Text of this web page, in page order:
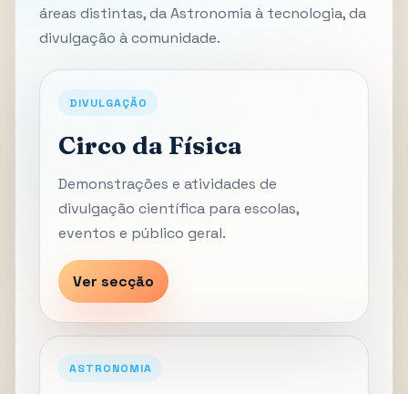
áreas distintas, da Astronomia à tecnologia, da
divulgação à comunidade.
DIVULGAÇÃO
Circo da Física
Demonstrações e atividades de
divulgação científica para escolas,
eventos e público geral.
Ver secção
ASTRONOMIA